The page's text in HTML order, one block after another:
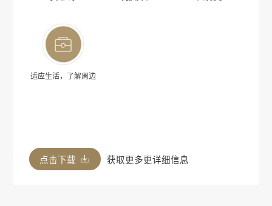
适应生活，了解周边
点击下载 获取更多更详细信息